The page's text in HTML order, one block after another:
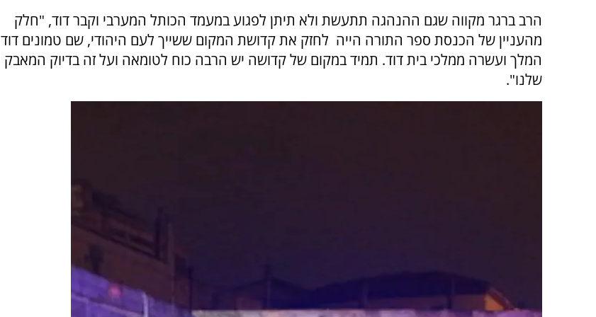
הרב ברגר מקווה שגם ההנהגה תתעשת ולא תיתן לפגוע במעמד הכותל המערבי וקבר דוד, "חלק
מהעניין של הכנסת ספר התורה הייה לחזק את קדושת המקום ששייך לעם היהודי, שם טמונים דוד
המלך ועשרה ממלכי בית דוד. תמיד במקום של קדושה יש הרבה כוח לטומאה ועל זה בדיוק המאבק
שלנו".